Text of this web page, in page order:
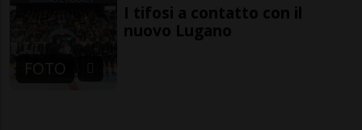
FOTO
I tifosi a contatto con il
nuovo Lugano